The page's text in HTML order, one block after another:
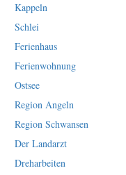
Kappeln
Schlei
Ferienhaus
Ferienwohnung
Ostsee
Region Angeln
Region Schwansen
Der Landarzt
Dreharbeiten